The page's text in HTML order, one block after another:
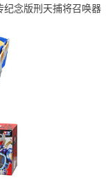
纪念版刑天捕将召唤器